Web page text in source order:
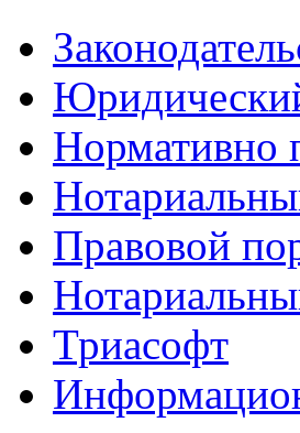
Нормативно
Правовой
Триасофт